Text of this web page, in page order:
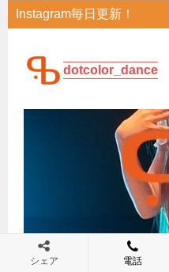
Instagram毎日更新！
dotcolor_dance
シェア 電話